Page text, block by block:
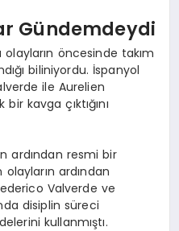
Gündemdeydi
öncesinde takım
biliniyordu. İspanyol
ile Aurelien
kavga çıktığını
ardından resmi bir
ardından
Valverde ve
disiplin süreci
kullanmıştı.